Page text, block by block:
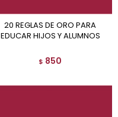
20 REGLAS DE ORO PARA
EDUCAR HIJOS Y ALUMNOS
$ 850